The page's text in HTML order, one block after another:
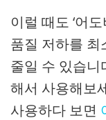
이럴 때도 ‘어
품질 저하를
줄일 수 있습니
해서 사용해보
사용하다 보면